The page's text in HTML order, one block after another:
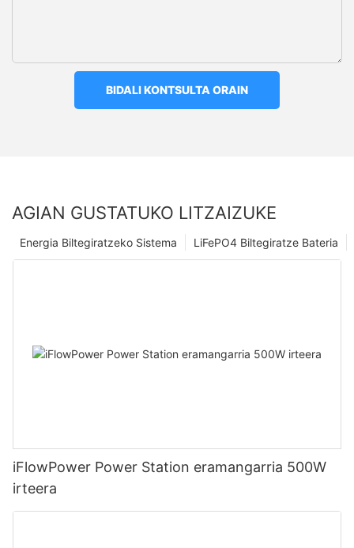
BIDALI KONTSULTA ORAIN
AGIAN GUSTATUKO LITZAIZUKE
LiFePO4 Biltegiratze Bateria
Energia Biltegiratzeko Sistema
iFlowPower Power Station eramangarria 500W
irteera